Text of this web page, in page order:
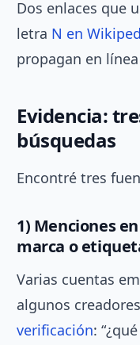
Dos enlaces que
letra N en
propagan en línea
Evidencia:
búsquedas
Encontré tres
1) Menciones
marca o
Varias cuentas
algunos
verificación: